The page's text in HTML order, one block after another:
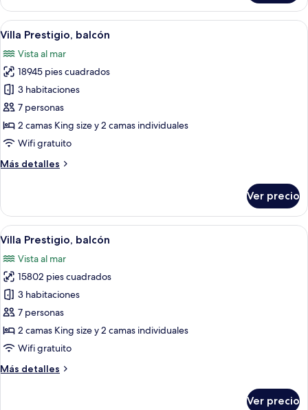
Prestigio,
balcón
Abrir
todas
las
fotos
de
Villa
Prestigio,
balcón
Una piscina con sillas de descanso
14
Villa Prestigio, balcón
Vista al mar
18945 pies cuadrados
3 habitaciones
7 personas
2 camas King size y 2 camas individuales
Wifi gratuito
Más detalles
Más
Prestigio,
balcón
Ver precio
Abrir
todas
las
fotos
de
Villa
Prestigio,
balcón
Una habitación de hotel moderna
10
Villa Prestigio, balcón
Vista al mar
15802 pies cuadrados
3 habitaciones
7 personas
2 camas King size y 2 camas individuales
Wifi gratuito
Más detalles
Más
Ver precio